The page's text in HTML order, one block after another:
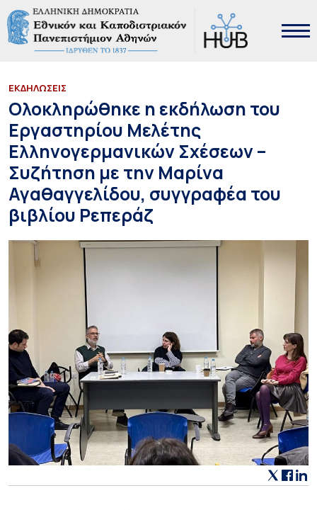
ΕΚΔΗΛΩΣΕΙΣ
Ολοκληρώθηκε η εκδήλωση του
Εργαστηρίου Μελέτης
Ελληνογερμανικών Σχέσεων –
Συζήτηση με την Μαρίνα
Αγαθαγγελίδου, συγγραφέα του
βιβλίου Ρεπεράζ